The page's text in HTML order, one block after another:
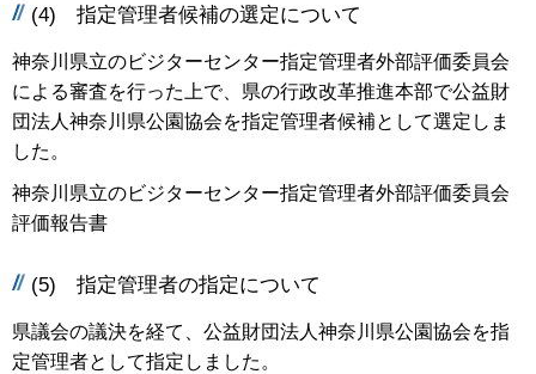
(4) 指定管理者候補の選定について
神奈川県立のビジターセンター指定管理者外部評価委員会
による審査を行った上で、県の行政改革推進本部で公益財
団法人神奈川県公園協会を指定管理者候補として選定しま
した。
神奈川県立のビジターセンター指定管理者外部評価委員会
評価報告書
(5) 指定管理者の指定について
県議会の議決を経て、公益財団法人神奈川県公園協会を指
定管理者として指定しました。